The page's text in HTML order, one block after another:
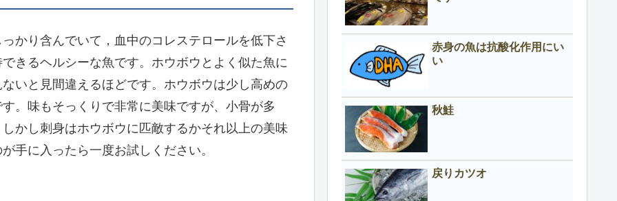
かり含んでいて，血中のコレステロールを低下さ
きるヘルシーな魚です。ホウボウとよく似た魚に
いと見間違えるほどです。ホウボウは少し高めの
。味もそっくりで非常に美味ですが、小骨が多
かし刺身はホウボウに匹敵するかそれ以上の美味
手に入ったら一度お試しください。
赤身の魚は抗酸化作用にい
い
秋鮭
戻りカツオ